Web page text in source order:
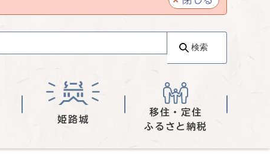
検索
姫路城
移住・定住
ふるさと納税